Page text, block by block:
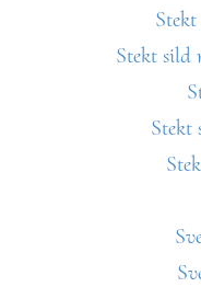
Stekt sild
Stekt